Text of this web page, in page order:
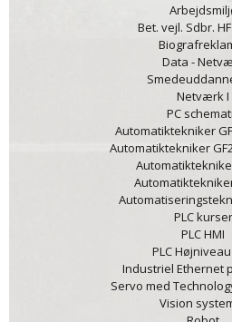
Bet. vejl. Sdbr.
Data -
Netværk I
PC
Automatiktekniker
Automatiktekniker
PLC kurser
PLC HMI
PLC Højniveau
Industriel Ethernet
Servo med
Vision